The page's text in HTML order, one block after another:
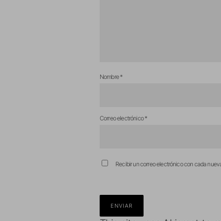
Nombre*
Correo electrónico*
Recibir un correo electrónico con cada